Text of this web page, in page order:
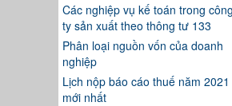
Các nghiệp vụ kế toán trong công
ty sản xuất theo thông tư 133
Phân loại nguồn vốn của doanh
nghiệp
Lịch nộp báo cáo thuế năm 2021
mới nhất